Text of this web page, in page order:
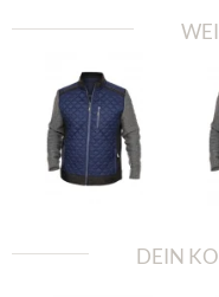
DEIN